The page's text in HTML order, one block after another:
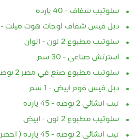
سلوتيب شفاف - 40 يارده
دبل فيس شفاف لوجات هوت ميلت - 40 سم
سلوتيب مطبوع 2 لون - الوان
استرتش صناعي - 30 سم
سلوتيب مطبوع صنع في مصر 2 بوصه
دبل فيس فوم ابيض - 1 سم
تيب انشائي 2 بوصه - 45 يارده
سلوتيب مطبوع 2 لون - ابيض
تيب انشائي 2 بوصه - 45 يارده ( اخضر )